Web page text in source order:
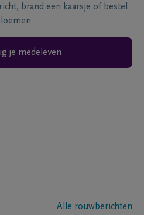
brand een kaarsje of bestel
je medeleven
Alle rouwberichten